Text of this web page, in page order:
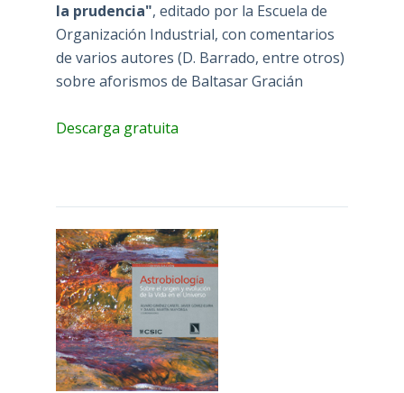
la prudencia", editado por la Escuela de
Organización Industrial, con comentarios
de varios autores (D. Barrado, entre otros)
sobre aforismos de Baltasar Gracián
Descarga gratuita